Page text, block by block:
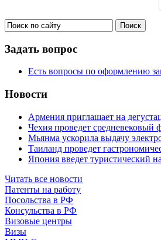
Задать вопрос
Есть вопросы по оформлению
Новости
Армения приглашает на
Чехия проведет средневековый
Мьянма ускорила выдачу
Таиланд проведет
Япония введет туристический
Читать все новости
Патенты на работу
Посольства в РФ
Консульства в РФ
Визовые центры
Визы